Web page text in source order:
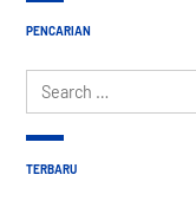
PENCARIAN
Search
for:
TERBARU